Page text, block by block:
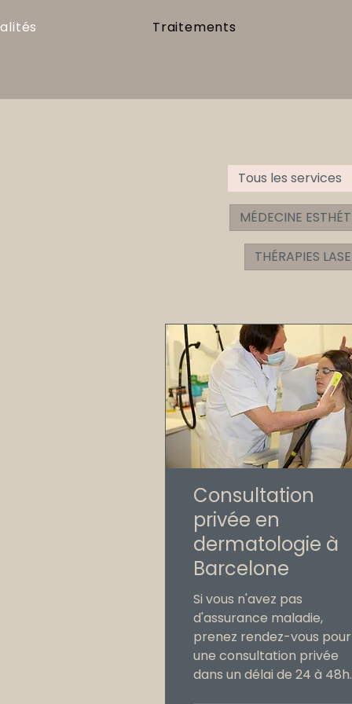
Traitements
Tous les services
MÉDECINE
THÉRAPIES
Consultation
privée en
dermatologie à
Barcelone
Si vous n'avez pas
d'assurance maladie,
prenez rendez-vous pour
une consultation privée
dans un délai de 24 à 48h.